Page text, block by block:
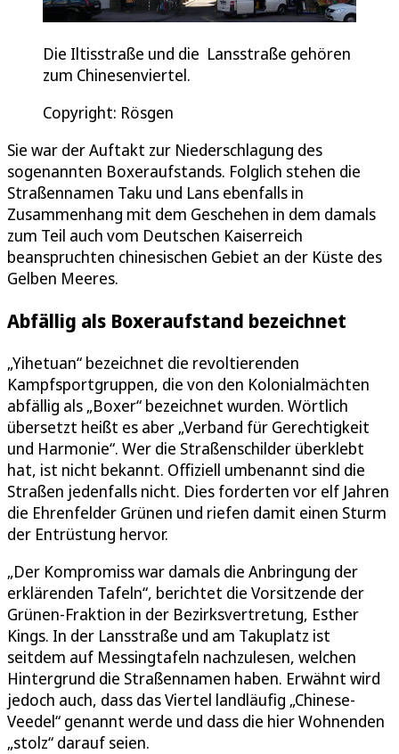
Die Iltisstraße und die Lansstraße gehören
zum Chinesenviertel.
Copyright: Rösgen
Sie war der Auftakt zur Niederschlagung des
sogenannten Boxeraufstands. Folglich stehen die
Straßennamen Taku und Lans ebenfalls in
Zusammenhang mit dem Geschehen in dem damals
zum Teil auch vom Deutschen Kaiserreich
beanspruchten chinesischen Gebiet an der Küste des
Gelben Meeres.
Abfällig als Boxeraufstand bezeichnet
„Yihetuan“ bezeichnet die revoltierenden
Kampfsportgruppen, die von den Kolonialmächten
abfällig als „Boxer“ bezeichnet wurden. Wörtlich
übersetzt heißt es aber „Verband für Gerechtigkeit
und Harmonie“. Wer die Straßenschilder überklebt
hat, ist nicht bekannt. Offiziell umbenannt sind die
Straßen jedenfalls nicht. Dies forderten vor elf Jahren
die Ehrenfelder Grünen und riefen damit einen Sturm
der Entrüstung hervor.
„Der Kompromiss war damals die Anbringung der
erklärenden Tafeln“, berichtet die Vorsitzende der
Grünen-Fraktion in der Bezirksvertretung, Esther
Kings. In der Lansstraße und am Takuplatz ist
seitdem auf Messingtafeln nachzulesen, welchen
Hintergrund die Straßennamen haben. Erwähnt wird
jedoch auch, dass das Viertel landläufig „Chinese-
Veedel“ genannt werde und dass die hier Wohnenden
„stolz“ darauf seien.